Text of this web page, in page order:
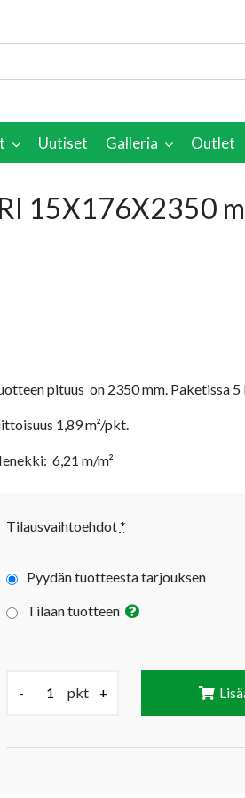
Uutiset Galleria Outlet
15X176X2350
pituus on 2350 mm. Paketissa 5
1,89 m²/pkt.
6,21 m/m²
Tilausvaihtoehdot*
Pyydän tuotteesta tarjouksen
Tilaan tuotteen
- pkt +